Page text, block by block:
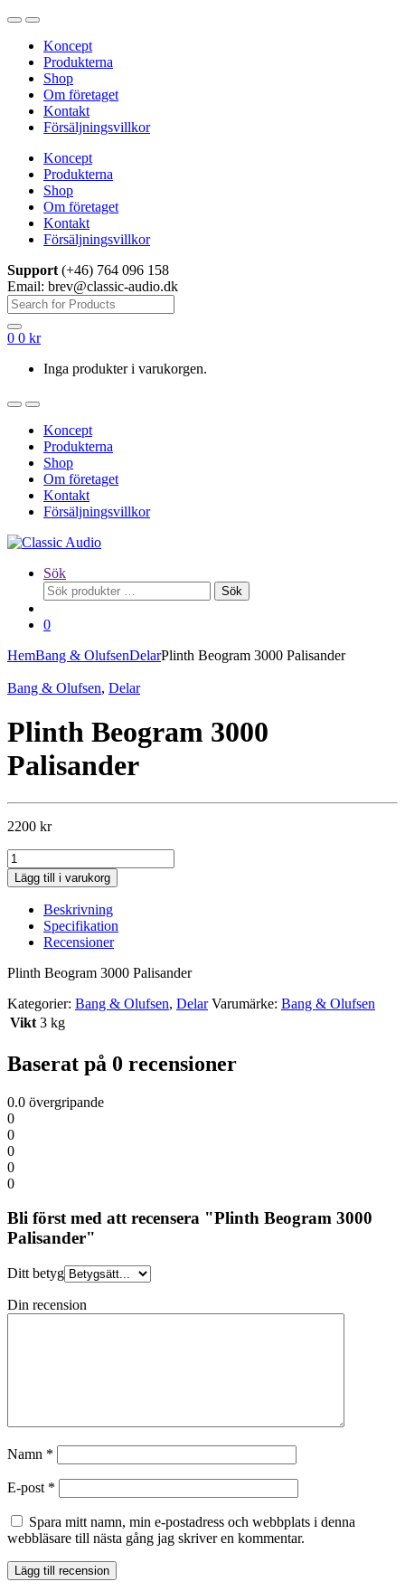
Hoppa
navigering
Hoppa
innehållKoncept
Produkterna
Shop
Om företaget
Kontakt
Försäljningsvillkor
Koncept
Produkterna
Shop
Om företaget
Kontakt
Försäljningsvillkor
Support (+46) 764 096 158
Email: brev@classic-audio.dk
Sök
efter:
0 0 kr
Inga produkter i varukorgen.
Koncept
Produkterna
Shop
Om företaget
Kontakt
Försäljningsvillkor
Sök
Sök
efter:
Sök
0
HemBang & OlufsenDelarPlinth Beogram 3000 Palisander
Bang & Olufsen, Delar
Plinth Beogram 3000
Palisander
2200 kr
Plinth
Beogram
3000
Palisander
kvantitet
Lägg till i varukorg
Beskrivning
Specifikation
Recensioner
Plinth Beogram 3000 Palisander
Kategorier: Bang & Olufsen, Delar Varumärke: Bang & Olufsen
Vikt 3 kg
Baserat på 0 recensioner
0.0 övergripande
0
0
0
0
0
Bli först med att recensera "Plinth Beogram 3000
Palisander"
Ditt betyg
Din recension
Namn *
E-post *
Spara mitt namn, min e-postadress och webbplats i denna
webbläsare till nästa gång jag skriver en kommentar.